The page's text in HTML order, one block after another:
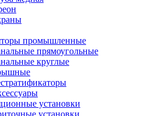
промышленные
прямоугольные
круглые
установки
установки